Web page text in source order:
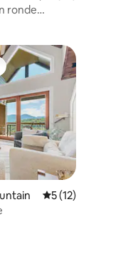
ronde
: 4,94 sur 5
Évaluation
5 (12)